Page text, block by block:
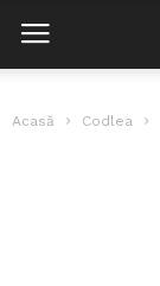
Acasă Codlea